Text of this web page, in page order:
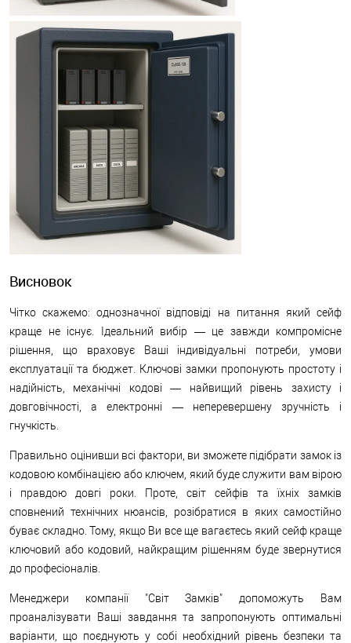
Висновок
Чітко скажемо: однозначної відповіді на питання який сейф
краще не існує. Ідеальний вибір — це завжди компромісне
рішення, що враховує Ваші індивідуальні потреби, умови
експлуатації та бюджет. Ключові замки пропонують простоту і
надійність, механічні кодові — найвищий рівень захисту і
довговічності, а електронні — неперевершену зручність і
гнучкість.
Правильно оцінивши всі фактори, ви зможете підібрати замок із
кодовою комбінацією або ключем, який буде служити вам вірою
і правдою довгі роки. Проте, світ сейфів та їхніх замків
сповнений технічних нюансів, розібратися в яких самостійно
буває складно. Тому, якщо Ви все ще вагаєтесь який сейф краще
ключовий або кодовий, найкращим рішенням буде звернутися
до професіоналів.
Менеджери компанії "Світ Замків" допоможуть Вам
проаналізувати Ваші завдання та запропонують оптимальні
варіанти, що поєднують у собі необхідний рівень безпеки та